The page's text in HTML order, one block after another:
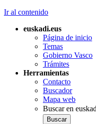
Ir al contenido
euskadi.eus
Página de inicio
Temas
Gobierno Vasco
Trámites
Herramientas
Contacto
Buscador
Mapa web
Buscar en